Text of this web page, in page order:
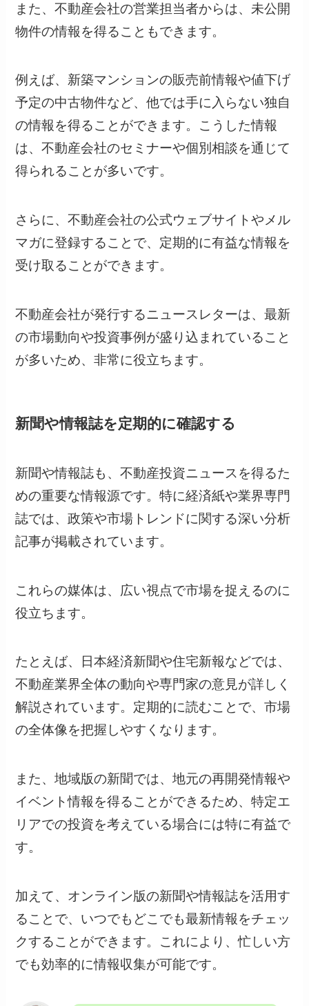
また、不動産会社の営業担当者からは、未公開
物件の情報を得ることもできます。
例えば、新築マンションの販売前情報や値下げ
予定の中古物件など、他では手に入らない独自
の情報を得ることができます。こうした情報
は、不動産会社のセミナーや個別相談を通じて
得られることが多いです。
さらに、不動産会社の公式ウェブサイトやメル
マガに登録することで、定期的に有益な情報を
受け取ることができます。
不動産会社が発行するニュースレターは、最新
の市場動向や投資事例が盛り込まれていること
が多いため、非常に役立ちます。
新聞や情報誌を定期的に確認する
新聞や情報誌も、不動産投資ニュースを得るた
めの重要な情報源です。特に経済紙や業界専門
誌では、政策や市場トレンドに関する深い分析
記事が掲載されています。
これらの媒体は、広い視点で市場を捉えるのに
役立ちます。
たとえば、日本経済新聞や住宅新報などでは、
不動産業界全体の動向や専門家の意見が詳しく
解説されています。定期的に読むことで、市場
の全体像を把握しやすくなります。
また、地域版の新聞では、地元の再開発情報や
イベント情報を得ることができるため、特定エ
リアでの投資を考えている場合には特に有益で
す。
加えて、オンライン版の新聞や情報誌を活用す
ることで、いつでもどこでも最新情報をチェッ
クすることができます。これにより、忙しい方
でも効率的に情報収集が可能です。